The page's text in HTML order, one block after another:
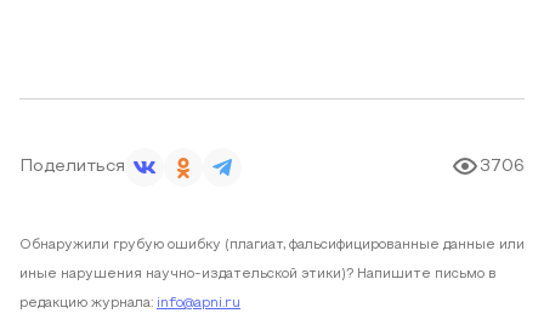
Поделиться 3706
Обнаружили грубую ошибку (плагиат, фальсифицированные данные или
иные нарушения научно-издательской этики)? Напишите письмо в
редакцию журнала: info@apni.ru